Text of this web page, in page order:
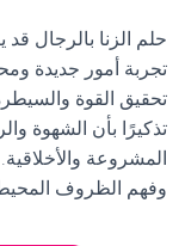
حلم الزنا بالرجال
تجربة أمور جديدة
تحقيق القوة
تذكيرًا بأن الشهوة
المشروعة
وفهم الظروف